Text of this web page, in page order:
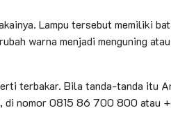
Lampu tersebut memiliki
warna menjadi menguning
terbakar. Bila tanda-tanda itu
di nomor 0815 86 700 800 atau